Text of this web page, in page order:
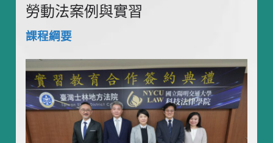
勞動法案例與實習
課程綱要